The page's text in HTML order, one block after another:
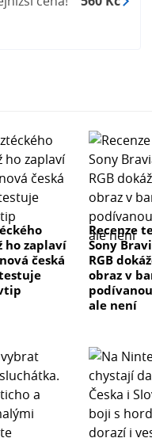
ho zaplaví
česká
Recenze
Sony
RGB
obraz v
ale není